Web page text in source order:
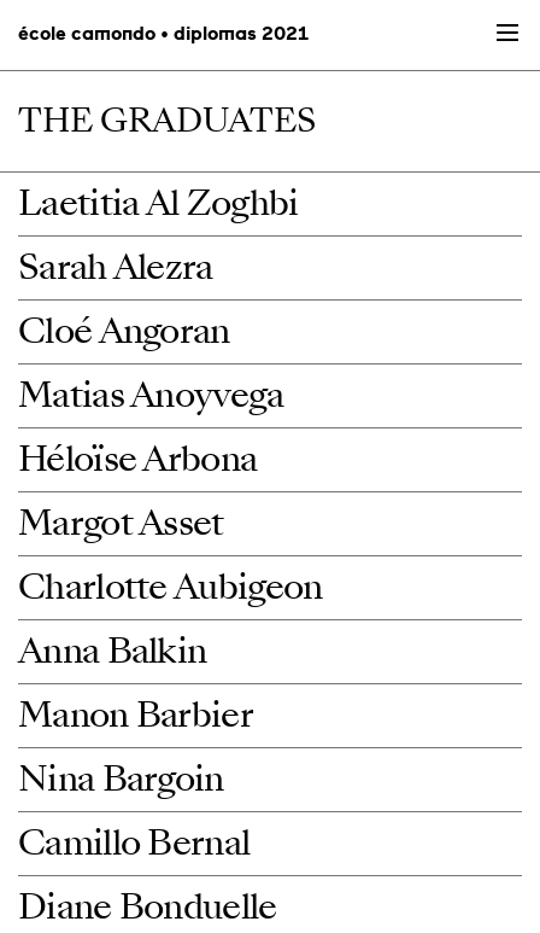
école camondo • diplomas 2021
THE GRADUATES
Laetitia Al Zoghbi
Sarah Alezra
Cloé Angoran
Matias Anoyvega
Héloïse Arbona
Margot Asset
Charlotte Aubigeon
Anna Balkin
Manon Barbier
Nina Bargoin
Camillo Bernal
Diane Bonduelle